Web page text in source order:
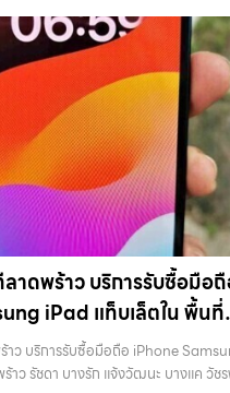
ไม่ใช่ปัจจัยหลัก แต่การมีอุปกรณ์ครบ เช่
ริม จะช่วยเพิ่มความน่าสนใจให้กับเครื่
าจช่วยเพิ่มราคาได้พอสมควร เพราะผู้
อย่างไรก็ตาม หากไม่มีอุปกรณ์เหล่านี้ ก็
อาจไม่ได้ราคาสูงเท่ากับเครื่องที่มีครบ
บตัวเอง การขาย iPhone มีหลายวิธี แต่
ขายเองผ่านแพลตฟอร์มออนไลน์อาจได้
ะมีความเสี่ยงในการเจอผู้ซื้อที่ไม่น่าเชื่อถื
วดเร็ว แต่ควรเลือกร้านที่มีความน่าเชื่อ
างเลือกหนึ่งคือการใช้บริการจำนำ ซึ่ง
ไม่อยากขายขาด โดยสามารถเลือกใช้
แค่เครื่องใช้ไฟฟ้า แต่เป็นทรัพย์สินที่มี
องการเงินด่วน เราจึงมอบบริการประ
ามยุ่งยากทั้งหลาย โดยเน้น โปร่งใส มั่น
ขายสำเร็จ บริการของเราครอบคลุมทั้ง
ทุกรุ่น, iPad และแท็บเล็ตทุกแบรนด์ เ
ว ตกแต่งแล้ว หรือมีรอยบ้าง เพราะมูลค่
นอยู่กับสภาพจริง ความครบชุด และคว
ตั้งใจให้บริการในเขต ลาดพร้าว, รัชดา, บ
รพล, รามอินทรา, บางนา, บางพลี, เกษ
ต็มที่ ไม่ว่าคุณจะค้นหาคำว่า “รับซื้อมือถื
งเทพ”, “ขาย iPad ได้ราคา”, “รับซื้อ
รับซื้อ Samsung มือสอง ราคาสูง” — ที่นี่
ตรงให้คุณได้รับราคาและความสะดวกสบ
ได้บริการที่คุณไว้วางใจ พร้อมทีมงานที่พ
อุปกรณ์ของคุณเป็นเรื่องง่ายขึ้น ดีกว่า ร
เลือกเรา ผู้เชี่ยวชาญด้านการให้บริการ
พล รามอินทรา รับซื้อสินค้าไอทีเสนานิ
รับซื้อโน๊ตบุ๊ค, รับซื้อแท็บเล็ต, หรือบริกา
ราพร้อมให้บริการครบวงจร รับซื้อสินค้า
ท์, รับซื้อแมคบุค, รับซื้อโน๊ตบุ๊ค, รับซื้อแ
าไอที กรุงเทพฯ… รับซื้อสินค้าไอทีเสนา
แบรนด์ ทุกสภาพ — ขอขายง่าย ได้เงิน
บกับการ รับซื้อไอโฟน, รับซื้อไอแพด, รับ
ยมือถือ.com” เว็บไซต์ที่คุณไว้วางใจได้
Samsung, iPad, แท็บเล็ต ทุกยี่ห้
รอบคลุมพื้นที่ ลาดพร้าว, รัชดา, บางรั
พล, รามอินทรา และเขตกรุงเทพฯ ใกล้
แท็บเล็ต และอุปกรณ์ไอทีใหม่ๆ เปลี่ยนรุ่
ใช้แล้วอาจกลายเป็นของที่ไม่ได้ใช้งาน
นเพื่อเป็นทางเลือกให้คุณสามารถเปลี่ย
นสดได้ทันที ด้วยบริการ รับซื้อไอโฟน, รับ
พท์, รับซื้อโน๊ตบุ๊ค, รับซื้อแท็บเล็ต, รับซื้อ
าดพร้าว บริการรับซื้อมือ
iPad แท็บเล็ตใน พื้นที่
บางรัก แจ้งวัฒนะ บางแค
มจ่ายเงินทันที
าว บริการรับซื้อมือถือ iPhone
าว รัชดา บางรัก แจ้งวัฒนะ บางแค วัช